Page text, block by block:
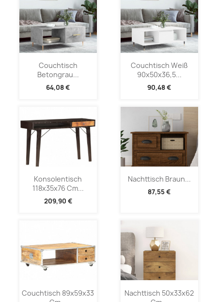
Couchtisch
Betongrau...
64,08 €
Couchtisch Weiß
90x50x36,5...
90,48 €
Konsolentisch
118x35x76 Cm...
209,90 €
Nachttisch Braun...
87,55 €
Couchtisch 89x59x33
Nachttisch 50x33x62